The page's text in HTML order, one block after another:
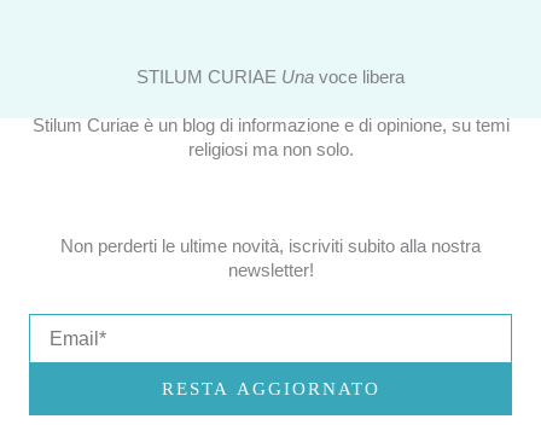
STILUM CURIAE Una voce libera
Stilum Curiae è un blog di informazione e di opinione, su temi
religiosi ma non solo.
Non perderti le ultime novità, iscriviti subito alla nostra
newsletter!
RESTA AGGIORNATO